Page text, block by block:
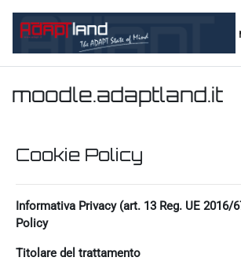
moodle.adaptland.it
Cookie Policy
Informativa Privacy (art. 13 Reg. UE 2016/
Policy
Titolare del trattamento